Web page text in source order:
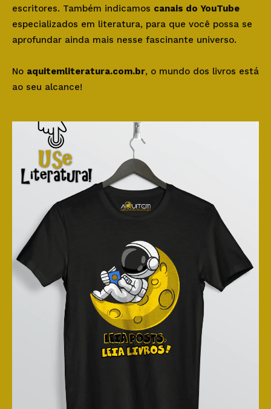
escritores. Também indicamos canais do YouTube
especializados em literatura, para que você possa se
aprofundar ainda mais nesse fascinante universo.
No aquitemliteratura.com.br, o mundo dos livros está
ao seu alcance!